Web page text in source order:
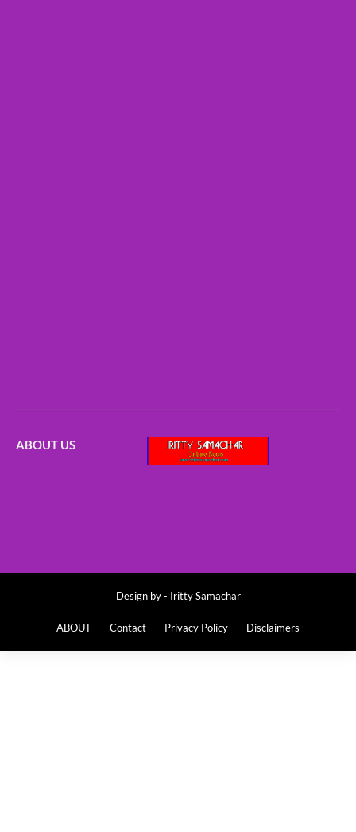
ABOUT US
Design by - Iritty Samachar
ABOUT Contact Privacy Policy Disclaimers